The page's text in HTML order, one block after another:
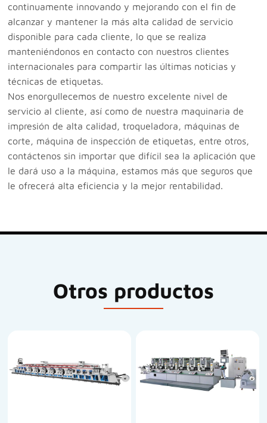
continuamente innovando y mejorando con el fin de
alcanzar y mantener la más alta calidad de servicio
disponible para cada cliente, lo que se realiza
manteniéndonos en contacto con nuestros clientes
internacionales para compartir las últimas noticias y
técnicas de etiquetas.
Nos enorgullecemos de nuestro excelente nivel de
servicio al cliente, así como de nuestra maquinaria de
impresión de alta calidad, troqueladora, máquinas de
corte, máquina de inspección de etiquetas, entre otros,
contáctenos sin importar que difícil sea la aplicación que
le dará uso a la máquina, estamos más que seguros que
le ofrecerá alta eficiencia y la mejor rentabilidad.
Otros productos